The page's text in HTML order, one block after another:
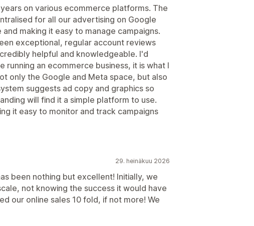
on various ecommerce platforms. The
for all our advertising on Google
making it easy to manage campaigns.
exceptional, regular account reviews
helpful and knowledgeable. I'd
running an ecommerce business, it is what I
only the Google and Meta space, but also
suggests ad copy and graphics so
will find it a simple platform to use.
it easy to monitor and track campaigns
29. heinäkuu 2026
been nothing but excellent! Initially, we
not knowing the success it would have
our online sales 10 fold, if not more! We